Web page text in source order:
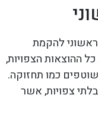
להקמת
ההוצאות הצפויות,
כמו תחזוקה.
צפויות, אשר